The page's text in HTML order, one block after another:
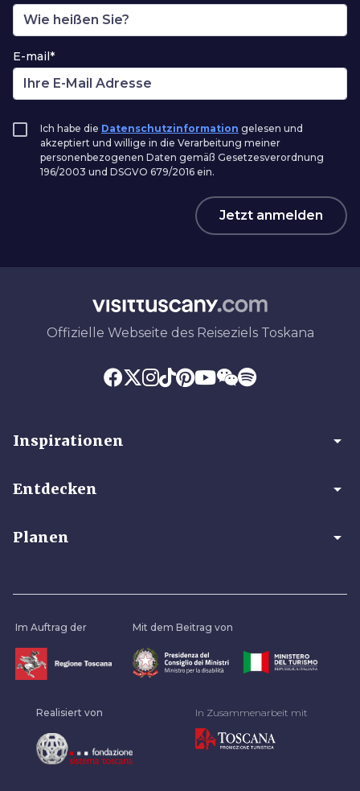
E-mail*
Ich habe die Datenschutzinformation gelesen und
akzeptiert und willige in die Verarbeitung meiner
personenbezogenen Daten gemäß Gesetzesverordnung
196/2003 und DSGVO 679/2016 ein.
Jetzt anmelden
Offizielle Webseite des Reiseziels Toskana
Inspirationen arrow_drop_down
Entdecken arrow_drop_down
Planen arrow_drop_down
Im Auftrag der Mit dem Beitrag von
Realisiert von In Zusammenarbeit mit